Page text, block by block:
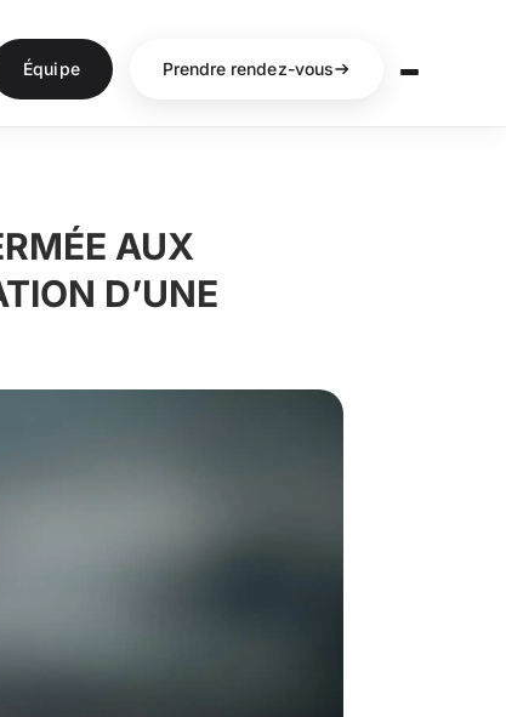
Équipe Prendre rendez-vous
AUX
D’UNE